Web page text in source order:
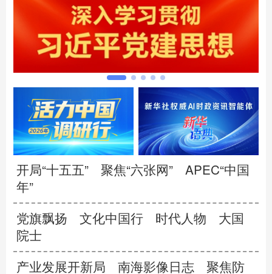
开局“十五五” 聚焦“六张网”
APEC“中国
年”
党旗飘扬 文化中国行 时代人物
大国
院士
产业发展开新局 南海影像日志
聚焦防